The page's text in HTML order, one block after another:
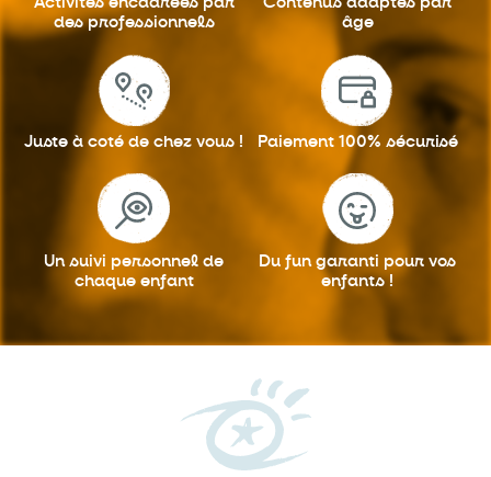
24
Les Mini-Explorateurs : art, nature
et gourmandises
Un stage pour éveiller la curiosité des enfants et
stimuler leur...
APPRENDS ET RÊVE
De l’art à la cuisine en passant par
la musique, l’éveil au théâtre, la
découverte du yoga ou l’observation
de la nature, partons à la
découverte…
des professionnels
âge
Juste à coté de chez vous ! Paiement 100% sécurisé
Un suivi personnel de
chaque enfant
Du fun garanti pour vos
enfants !